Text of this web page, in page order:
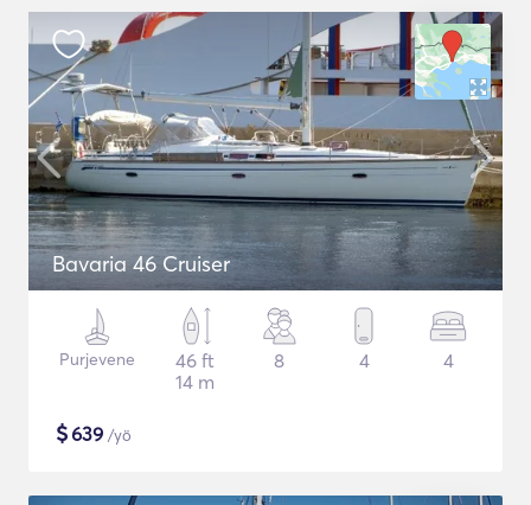
Bavaria 46 Cruiser
Purjevene
46 ft
14 m
8 4 4
$639 /yö